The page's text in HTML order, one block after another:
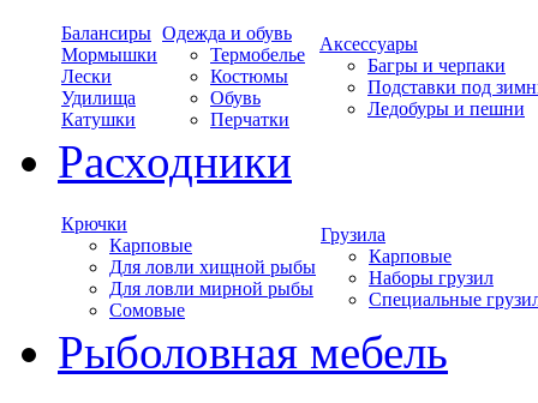
Балансиры
Мормышки
Лески
Удилища
Катушки
Одежда и обувь
Термобелье
Костюмы
Обувь
Перчатки
Аксессуары
Багры и черпаки
Подставки под
Ледобуры и пешни
Расходники
Крючки
Карповые
Для ловли хищной рыбы
Для ловли мирной рыбы
Сомовые
Грузила
Карповые
Наборы грузил
Специальные
Рыболовная мебель